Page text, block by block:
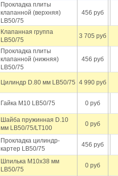
Прокладка плиты
клапанной (верхняя)
LB50/75
456 руб
Клапанная группа
LB50/75
3 705 руб
Прокладка плиты
клапанной (нижняя)
LB50/75
456 руб
Цилиндр D.80 мм LB50/75 4 990 руб
Гайка M10 LB50/75 0 руб
Шайба пружинная D.10
мм LB50/75/LT100
0 руб
Прокладка цилиндр-
картер LB50/75
456 руб
Шпилька М10х38 мм
LB50/75
0 руб